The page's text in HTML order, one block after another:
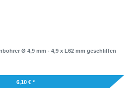
Ø 4,9 mm - 4,9 x L62 mm geschliffen
6,10 € *